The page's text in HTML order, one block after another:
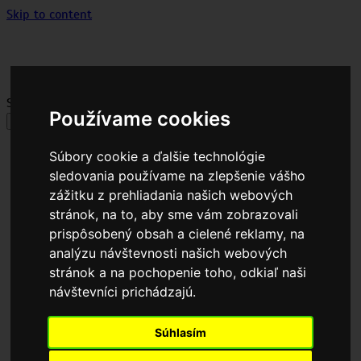
Používame cookies
Súbory cookie a ďalšie technológie
sledovania používame na zlepšenie vášho
zážitku z prehliadania našich webových
stránok, na to, aby sme vám zobrazovali
prispôsobený obsah a cielené reklamy, na
analýzu návštevnosti našich webových
stránok a na pochopenie toho, odkiaľ naši
návštevníci prichádzajú.
Súhlasím
Skip to content
Search for:
Domov
Naša stála ponuka
Sortiment, akcie a výpredaje
Trapézové a vlnité plechy
Trapézové plechy T18
Trapézové plechy T8
Vlnité plechy
Plechové strešné krytiny
Plotové systémy
Oceľové profily a rúry
Príslušenstvo a montáž
Často kladené otázky